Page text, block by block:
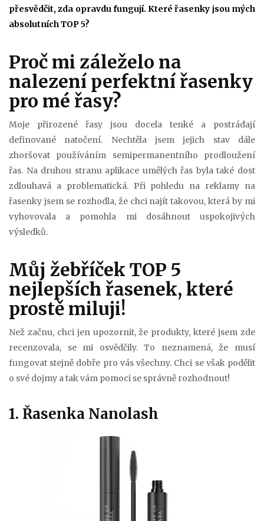
přesvědčit, zda opravdu fungují. Které řasenky jsou mých
absolutních TOP 5?
Proč mi záleželo na
nalezení perfektní řasenky
pro mé řasy?
Moje přirozené řasy jsou docela tenké a postrádají
definované natočení. Nechtěla jsem jejich stav dále
zhoršovat používáním semipermanentního prodloužení
řas. Na druhou stranu aplikace umělých řas byla také dost
zdlouhavá a problematická. Při pohledu na reklamy na
řasenky jsem se rozhodla, že chci najít takovou, která by mi
vyhovovala a pomohla mi dosáhnout uspokojivých
výsledků.
Můj žebříček TOP 5
nejlepších řasenek, které
prostě miluji!
Než začnu, chci jen upozornit, že produkty, které jsem zde
recenzovala, se mi osvědčily. To neznamená, že musí
fungovat stejně dobře pro vás všechny. Chci se však podělit
o své dojmy a tak vám pomoci se správně rozhodnout!
1. Řasenka Nanolash